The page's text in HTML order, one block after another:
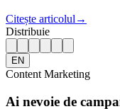
Citește articolul →
Distribuie
EN
Content Marketing
Ai nevoie de